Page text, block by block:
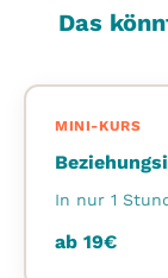
Das
MINI-KURS
In nur 1
ab 19€